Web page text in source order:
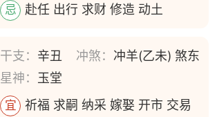
忌 赴任 出行 求财 修造 动土
干支： 辛丑 冲煞： 冲羊(乙未) 煞东
星神： 玉堂
宜
祈福 求嗣 纳采 嫁娶 开市 交易